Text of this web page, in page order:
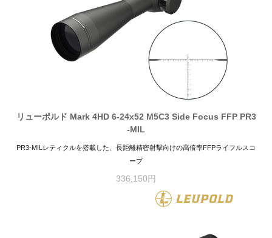
リューポルド Mark 4HD 6-24x52 M5C3 Side Focus FFP PR3
-MIL
PR3-MILレティクルを搭載した、長距離精密射撃向けの高倍率FFPライフルスコ
ープ
336,150円